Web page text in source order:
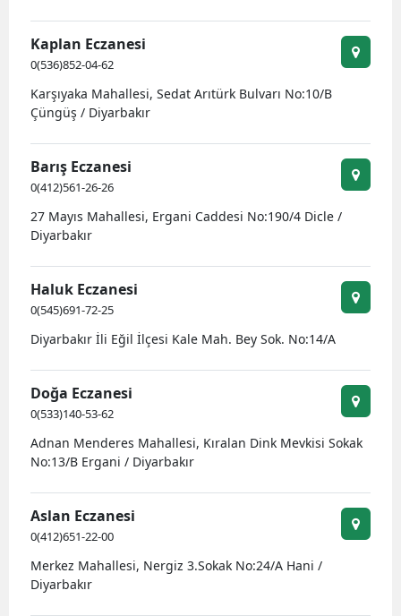
Muş
Niğde
Sakarya
Uşak
Van
Kaplan Eczanesi
0(536)852-04-62
Karşıyaka Mahallesi, Sedat Arıtürk Bulvarı No:10/B
Çüngüş / Diyarbakır
Barış Eczanesi
0(412)561-26-26
27 Mayıs Mahallesi, Ergani Caddesi No:190/4 Dicle /
Diyarbakır
Haluk Eczanesi
0(545)691-72-25
Diyarbakır İli Eğil İlçesi Kale Mah. Bey Sok. No:14/A
Doğa Eczanesi
0(533)140-53-62
Adnan Menderes Mahallesi, Kıralan Dink Mevkisi Sokak
No:13/B Ergani / Diyarbakır
Aslan Eczanesi
0(412)651-22-00
Merkez Mahallesi, Nergiz 3.Sokak No:24/A Hani /
Diyarbakır